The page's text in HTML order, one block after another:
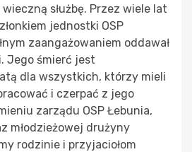
wieczną służbę. Przez wiele lat
jednostki OSP
zaangażowaniem oddawał
Jego śmierć jest
dla wszystkich, którzy mieli
i czerpać z jego
zarządu OSP Łebunia,
młodzieżowej drużyny
rodzinie i przyjaciołom